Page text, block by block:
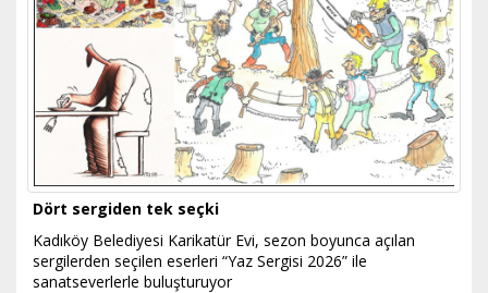
Dört sergiden tek seçki
Kadıköy Belediyesi Karikatür Evi, sezon boyunca açılan
sergilerden seçilen eserleri “Yaz Sergisi 2026” ile
sanatseverlerle buluşturuyor